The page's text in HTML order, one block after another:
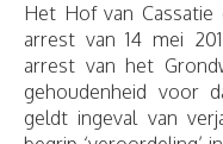
Het Hof van
arrest van 14 mei
arrest van het
gehoudenheid voor
geldt ingeval van